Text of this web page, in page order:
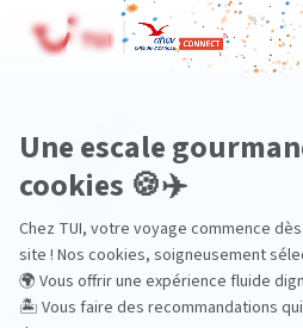
Océan Indien
Nos thématiques